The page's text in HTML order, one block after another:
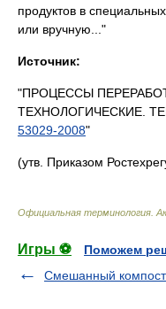
продуктов в
или вручную..."
Источник:
"ПРОЦЕССЫ
ТЕХНОЛОГИЧЕСКИЕ.
53029-2008"
(утв. Приказом
Официальная терминология
Игры ⚽
Поможем
Смешанный компост